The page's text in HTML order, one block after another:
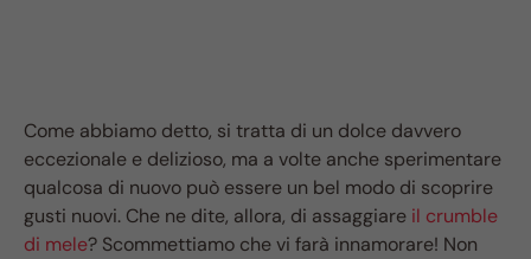
Come abbiamo detto, si tratta di un dolce davvero
eccezionale e delizioso, ma a volte anche sperimentare
qualcosa di nuovo può essere un bel modo di scoprire
gusti nuovi. Che ne dite, allora, di assaggiare il crumble
di mele? Scommettiamo che vi farà innamorare! Non